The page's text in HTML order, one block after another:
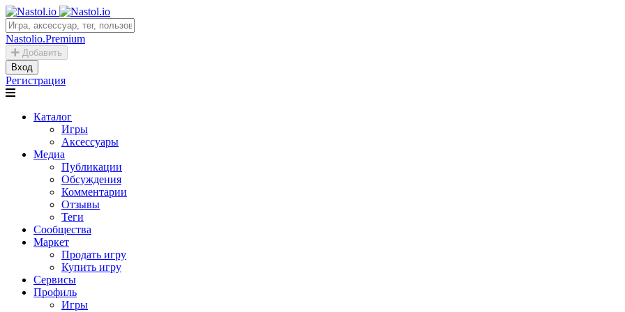
Nastolio.Premium
Добавить
Вход
Регистрация
Каталог
Игры
Аксессуары
Медиа
Публикации
Обсуждения
Комментарии
Отзывы
Теги
Сообщества
Маркет
Продать игру
Купить игру
Сервисы
Профиль
Игры